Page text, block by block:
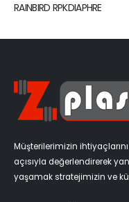
RAINBIRD RPKDIAPHRE
Müşterilerimizin
açısıyla değerlendirerek
yaşamak stratejimizin ve